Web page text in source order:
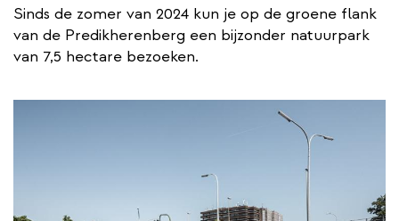
Sinds de zomer van 2024 kun je op de groene flank
van de Predikherenberg een bijzonder natuurpark
van 7,5 hectare bezoeken.